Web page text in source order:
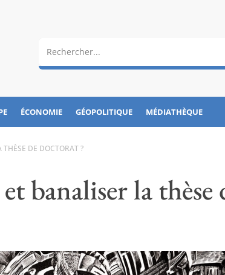
ÉCONOMIE GÉOPOLITIQUE MÉDIATHÈQUE
DE DOCTORAT ?
banaliser la thèse